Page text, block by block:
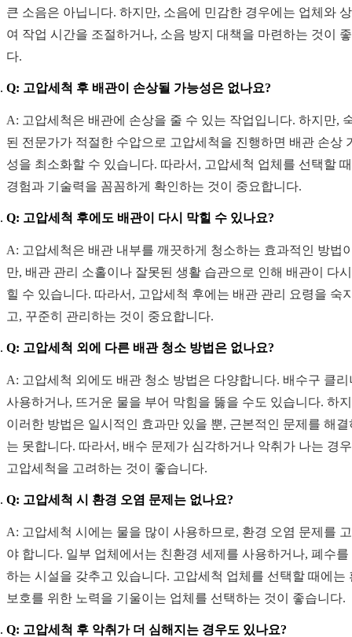
큰 소음은 아닙니다. 하지만, 소음에 민감한 경우에는 업체와
여 작업 시간을 조절하거나, 소음 방지 대책을 마련하는 것이
다.
Q: 고압세척 후 배관이 손상될 가능성은 없나요?
A: 고압세척은 배관에 손상을 줄 수 있는 작업입니다. 하지만,
된 전문가가 적절한 수압으로 고압세척을 진행하면 배관 손상
성을 최소화할 수 있습니다. 따라서, 고압세척 업체를 선택할
경험과 기술력을 꼼꼼하게 확인하는 것이 중요합니다.
Q: 고압세척 후에도 배관이 다시 막힐 수 있나요?
A: 고압세척은 배관 내부를 깨끗하게 청소하는 효과적인 방법
만, 배관 관리 소홀이나 잘못된 생활 습관으로 인해 배관이 다
힐 수 있습니다. 따라서, 고압세척 후에는 배관 관리 요령을 숙
고, 꾸준히 관리하는 것이 중요합니다.
Q: 고압세척 외에 다른 배관 청소 방법은 없나요?
A: 고압세척 외에도 배관 청소 방법은 다양합니다. 배수구 클리
사용하거나, 뜨거운 물을 부어 막힘을 뚫을 수도 있습니다. 하
이러한 방법은 일시적인 효과만 있을 뿐, 근본적인 문제를 해결
는 못합니다. 따라서, 배수 문제가 심각하거나 악취가 나는 경
고압세척을 고려하는 것이 좋습니다.
Q: 고압세척 시 환경 오염 문제는 없나요?
A: 고압세척 시에는 물을 많이 사용하므로, 환경 오염 문제를
야 합니다. 일부 업체에서는 친환경 세제를 사용하거나, 폐수를
하는 시설을 갖추고 있습니다. 고압세척 업체를 선택할 때에는
보호를 위한 노력을 기울이는 업체를 선택하는 것이 좋습니다.
Q: 고압세척 후 악취가 더 심해지는 경우도 있나요?